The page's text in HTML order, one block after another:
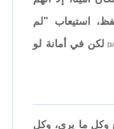
استيعاب "لم
لكن في أمانة لو
وكل ما يرى، وكل